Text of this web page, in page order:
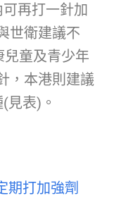
再打一針加
世衛建議不
兒童及青少年
，本港則建議
見表)。
期打加強劑